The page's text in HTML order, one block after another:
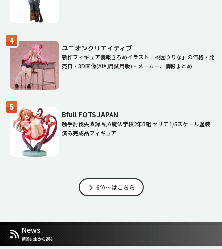
ユニオンクリエイティブ
新作フィギュア情報きろめイラスト「桃園りりな」の価格・発
売日・3D画像(AI利用試用版)・メーカー、情報まとめ
Bfull FOTS JAPAN
触手討伐失敗録 私立魔法学校2年B組 セリア 1/5スケール塗装
済み完成品フィギュア
6位～はこちら
News
新着記事から選ぶ